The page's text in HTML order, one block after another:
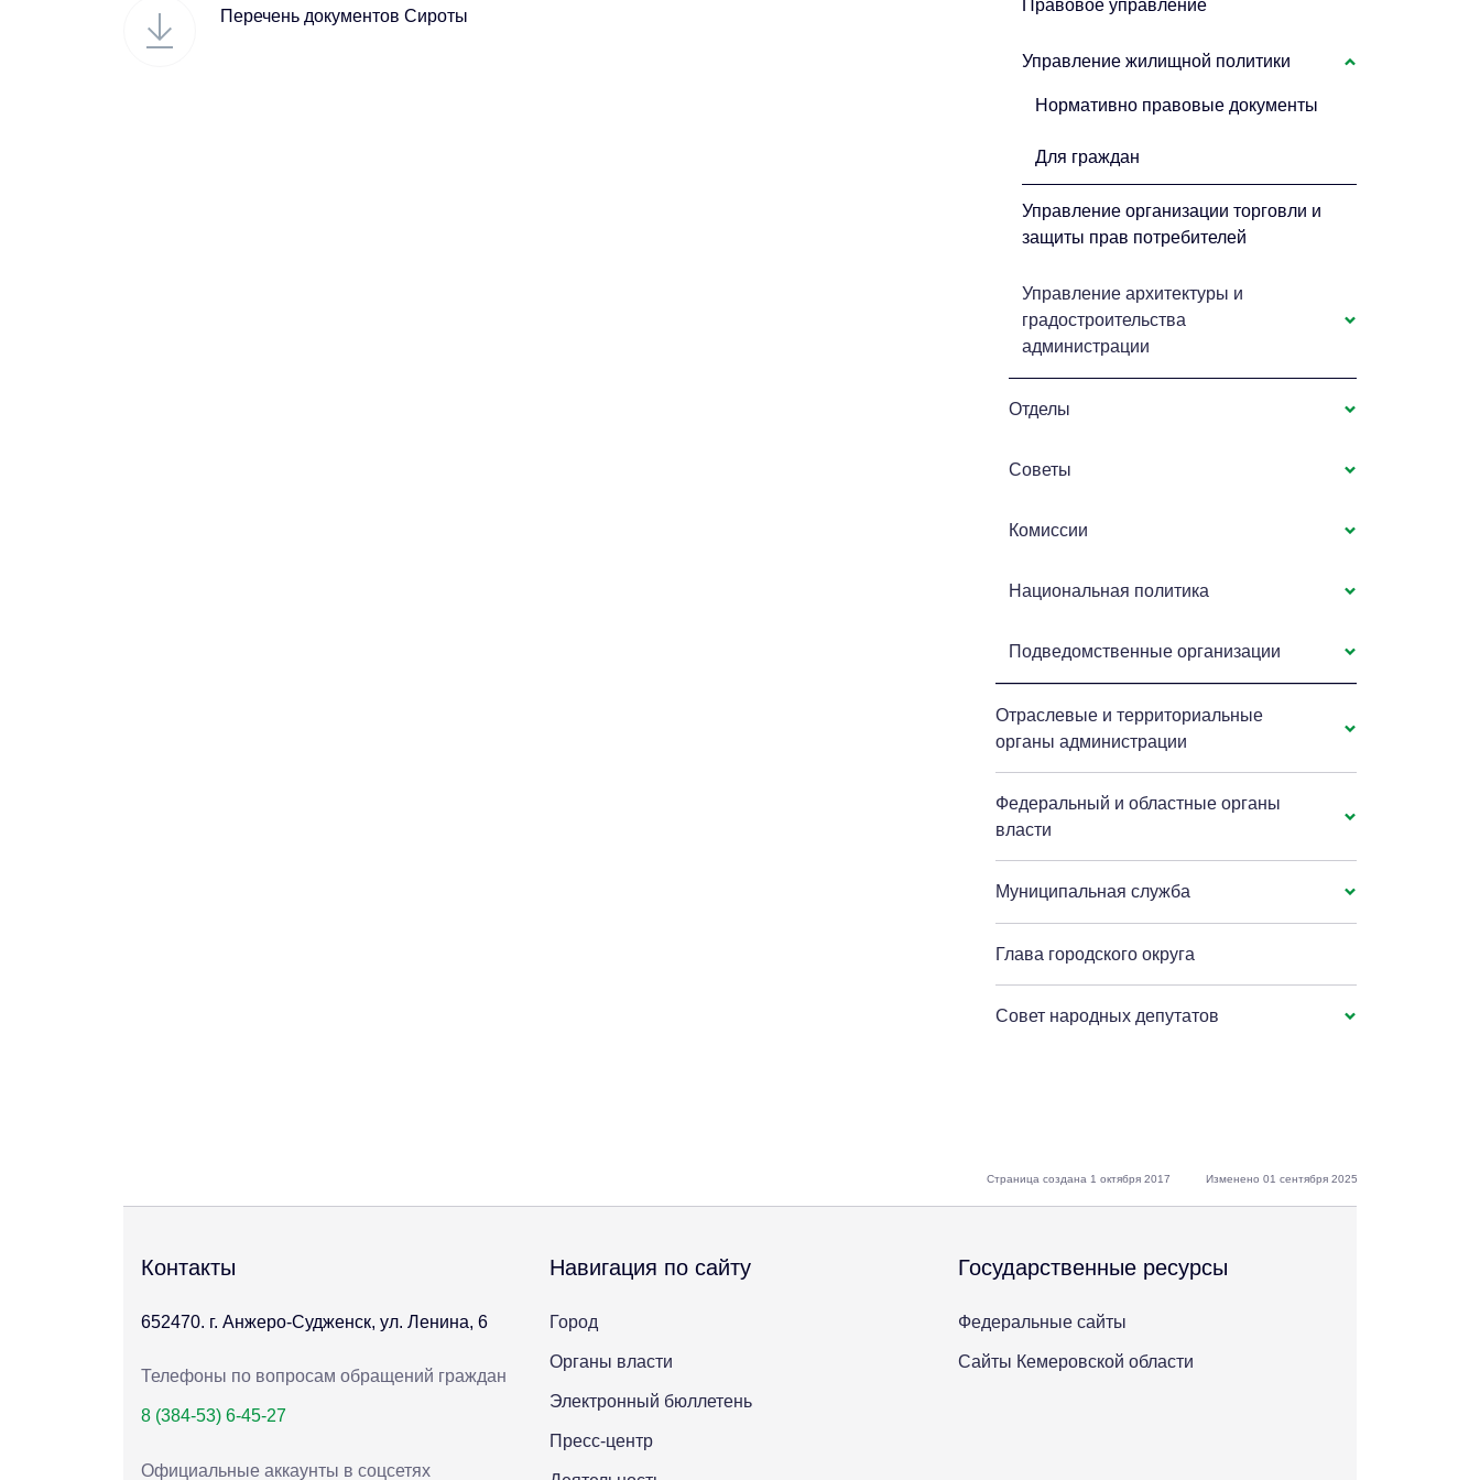
Перечень документов Сироты
Правовое управление
Управление жилищной политики
Нормативно правовые документы
Для граждан
Управление организации торговли и
защиты прав потребителей
Управление архитектуры и
градостроительства
администрации
Отделы
Советы
Комиссии
Национальная политика
Подведомственные организации
Отраслевые и территориальные
органы администрации
Федеральный и областные органы
власти
Муниципальная служба
Глава городского округа
Совет народных депутатов
Страница создана 1 октября 2017 Изменено 01 сентября 2025
Контакты
652470. г. Анжеро-Судженск, ул. Ленина, 6
Телефоны по вопросам обращений граждан
8 (384-53) 6-45-27
Официальные аккаунты в соцсетях
Навигация по сайту
Город
Органы власти
Электронный бюллетень
Пресс-центр
Государственные ресурсы
Федеральные сайты
Сайты Кемеровской области